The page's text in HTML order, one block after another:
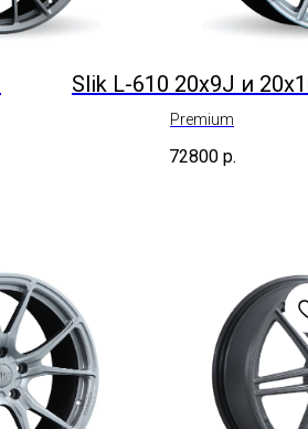
Slik L-610 20x9J и
Premium
72800 р.